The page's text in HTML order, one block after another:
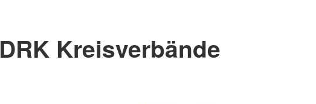
DRK Kreisverbände